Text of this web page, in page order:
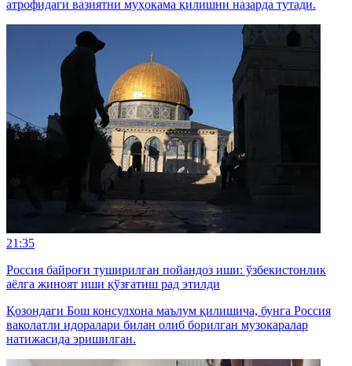
атрофидаги вазиятни муҳокама қилишни назарда тутади.
21:35
Россия байроғи туширилган пойандоз иши: ўзбекистонлик
аёлга жиноят иши қўзғатиш рад этилди
Қозондаги Бош консулхона маълум қилишича, бунга Россия
ваколатли идоралари билан олиб борилган музокаралар
натижасида эришилган.